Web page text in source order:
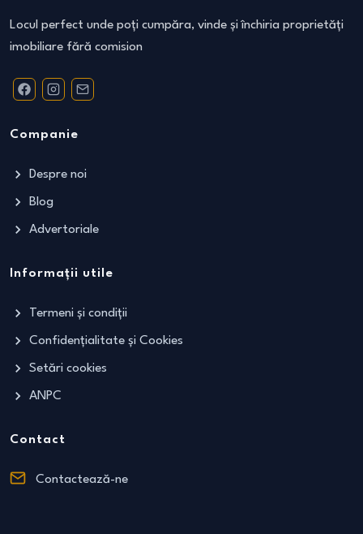
Locul perfect unde poți cumpăra, vinde și închiria proprietăți
imobiliare fără comision
Companie
Despre noi
Blog
Advertoriale
Informații utile
Termeni și condiții
Confidențialitate și Cookies
Setări cookies
ANPC
Contact
Contactează-ne